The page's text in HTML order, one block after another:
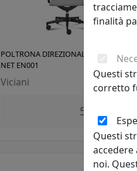
POLTRONA DIREZIONALE ESSENTIAL
NET EN001
Viciani
580,00 €
finalità
Questi
corretto
Questi
noi.